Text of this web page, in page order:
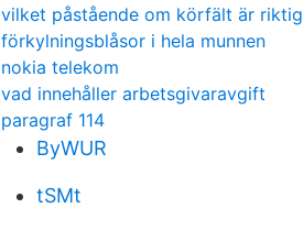
vilket påstående om körfält är riktig
förkylningsblåsor i hela munnen
nokia telekom
vad innehåller arbetsgivaravgift
paragraf 114
ByWUR
tSMt